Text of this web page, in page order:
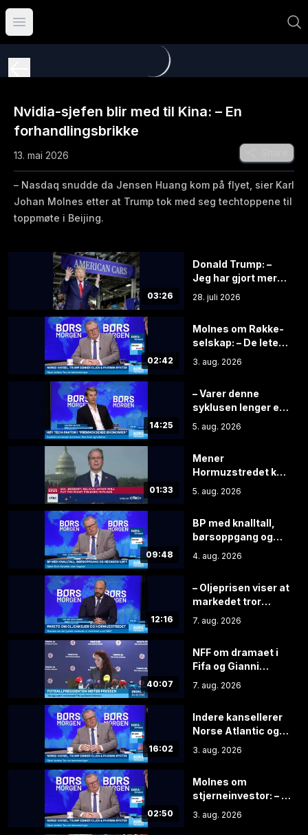
Åpne hovedmeny
Nvidia-sjefen blir med til Kina: – En
forhandlingsbrikke
13. mai 2026
– Nasdaq snudde da Jensen Huang kom på flyet, sier Karl
Johan Molnes etter at Trump tok med seg techtoppene til
toppmøte i Beijing.
03:26
Donald Trump: –
Jeg har gjort mer
for dere enn
foreldrene deres
28. juli 2026
02:42
Molnes om Røkke-
selskap: – De leter
etter idiotene
3. aug. 2026
14:25
– Varer denne
syklusen lenger er
aksjene grisebillige
5. aug. 2026
01:33
Mener
Hormuzstredet kan
åpne for fullt innen
få timer
5. aug. 2026
09:48
BP med knalltall,
børsoppgang og
Hexagon-løft
4. aug. 2026
12:16
– Oljeprisen viser at
markedet tror
Trump må gi seg før
valget
7. aug. 2026
40:07
NFF om dramaet i
Fifa og Gianni
Infantino
7. aug. 2026
16:02
Indere kansellerer
Norse Atlantic og
Trump sitter på
gjerdet
3. aug. 2026
02:50
Molnes om
stjerneinvestor: – Er
blitt lurt trill rundt
3. aug. 2026